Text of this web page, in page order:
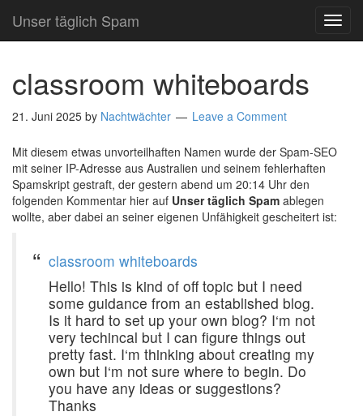
Unser täglich Spam
classroom whiteboards
21. Juni 2025 by Nachtwächter Leave a Comment
Mit diesem etwas unvorteilhaften Namen wurde der Spam-SEO
mit seiner IP-Adresse aus Australien und seinem fehlerhaften
Spamskript gestraft, der gestern abend um 20:14 Uhr den
folgenden Kommentar hier auf Unser täglich Spam ablegen
wollte, aber dabei an seiner eigenen Unfähigkeit gescheitert ist:
classroom whiteboards
Hello! This is kind of off topic but I need
some guidance from an established blog.
Is it hard to set up your own blog? I‘m not
very techincal but I can figure things out
pretty fast. I‘m thinking about creating my
own but I‘m not sure where to begin. Do
you have any ideas or suggestions?
Thanks